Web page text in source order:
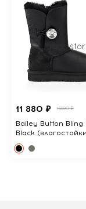
11 880 ₽ 16690 ₽
Bailey Button Bling
Black